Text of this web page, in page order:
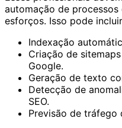
automação de processos
esforços. Isso pode
Indexação
Criação de
Google.
Geração de texto
Detecção de
SEO.
Previsão de tráfego